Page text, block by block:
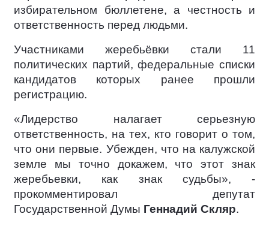
избирательном бюллетене, а честность и
ответственность перед людьми.
Участниками жеребьёвки стали 11
политических партий, федеральные списки
кандидатов которых ранее прошли
регистрацию.
«Лидерство налагает серьезную
ответственность, на тех, кто говорит о том,
что они первые. Убежден, что на калужской
земле мы точно докажем, что этот знак
жеребьевки, как знак судьбы», -
прокомментировал депутат
Государственной Думы Геннадий Скляр.